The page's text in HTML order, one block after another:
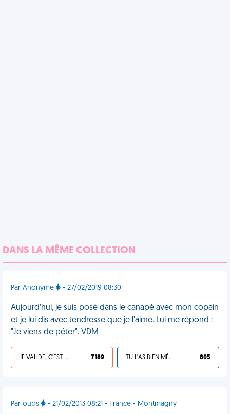
DANS LA MÊME COLLECTION
Par Anonyme - 27/02/2019 08:30
Aujourd’hui, je suis posé dans le canapé avec mon copain
et je lui dis avec tendresse que je l'aime. Lui me répond :
"Je viens de péter". VDM
JE VALIDE, C'EST UNE VDM 7 189 TU L'AS BIEN MÉRITÉ 805
Par oups - 21/02/2013 08:21 - France - Montmagny